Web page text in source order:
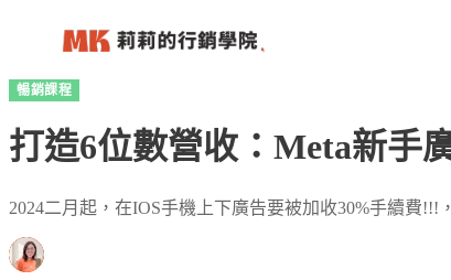
暢銷課程
打造6位數營收：Meta新手
2024二月起，在IOS手機上下廣告要被加收30%手續費!!!